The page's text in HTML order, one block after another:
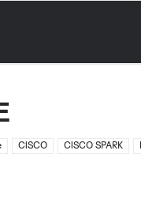
CISCO CISCO SPARK